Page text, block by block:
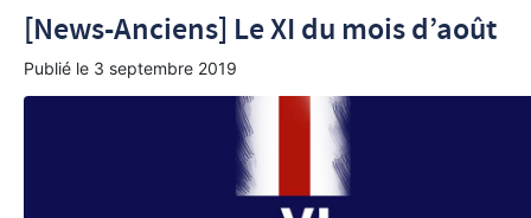
[News-Anciens] Le XI du mois d’août
Publié le 3 septembre 2019